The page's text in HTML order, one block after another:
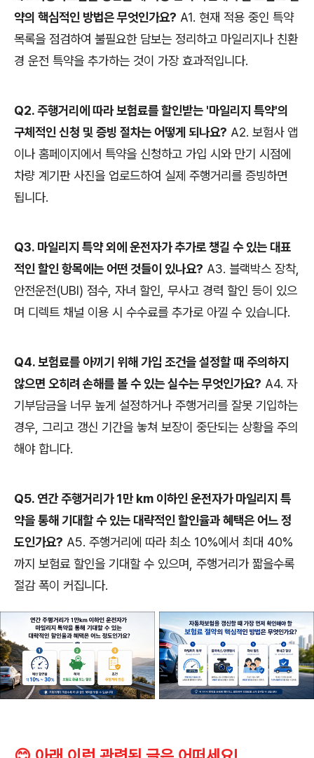
약의 핵심적인 방법은 무엇인가요? A1. 현재 적용 중인 특약
목록을 점검하여 불필요한 담보는 정리하고 마일리지나 친환
경 운전 특약을 추가하는 것이 가장 효과적입니다.
Q2. 주행거리에 따라 보험료를 할인받는 '마일리지 특약'의
구체적인 신청 및 증빙 절차는 어떻게 되나요? A2. 보험사 앱
이나 홈페이지에서 특약을 신청하고 가입 시와 만기 시점에
차량 계기판 사진을 업로드하여 실제 주행거리를 증빙하면
됩니다.
Q3. 마일리지 특약 외에 운전자가 추가로 챙길 수 있는 대표
적인 할인 항목에는 어떤 것들이 있나요? A3. 블랙박스 장착,
안전운전(UBI) 점수, 자녀 할인, 무사고 경력 할인 등이 있으
며 디렉트 채널 이용 시 수수료를 추가로 아낄 수 있습니다.
Q4. 보험료를 아끼기 위해 가입 조건을 설정할 때 주의하지
않으면 오히려 손해를 볼 수 있는 실수는 무엇인가요? A4. 자
기부담금을 너무 높게 설정하거나 주행거리를 잘못 기입하는
경우, 그리고 갱신 기간을 놓쳐 보장이 중단되는 상황을 주의
해야 합니다.
Q5. 연간 주행거리가 1만 km 이하인 운전자가 마일리지 특
약을 통해 기대할 수 있는 대략적인 할인율과 혜택은 어느 정
도인가요? A5. 주행거리에 따라 최소 10%에서 최대 40%
까지 보험료 할인을 기대할 수 있으며, 주행거리가 짧을수록
절감 폭이 커집니다.